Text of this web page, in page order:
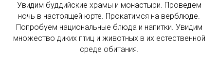
Увидим буддийские храмы и монастыри. Проведем
ночь в настоящей юрте. Прокатимся на верблюде.
Попробуем национальные блюда и напитки. Увидим
множество диких птиц и животных в их естественной
среде обитания.